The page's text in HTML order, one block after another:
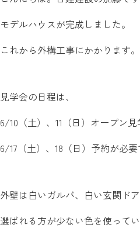
モデルハウスが完成しました。
これから外構工事にかかります。
見学会の日程は、
6/10（土）、11（日）オープン見
6/17（土）、18（日）予約が必要
外壁は白いガルバ、白い玄関ドア
選ばれる方が少ない色を使ってい